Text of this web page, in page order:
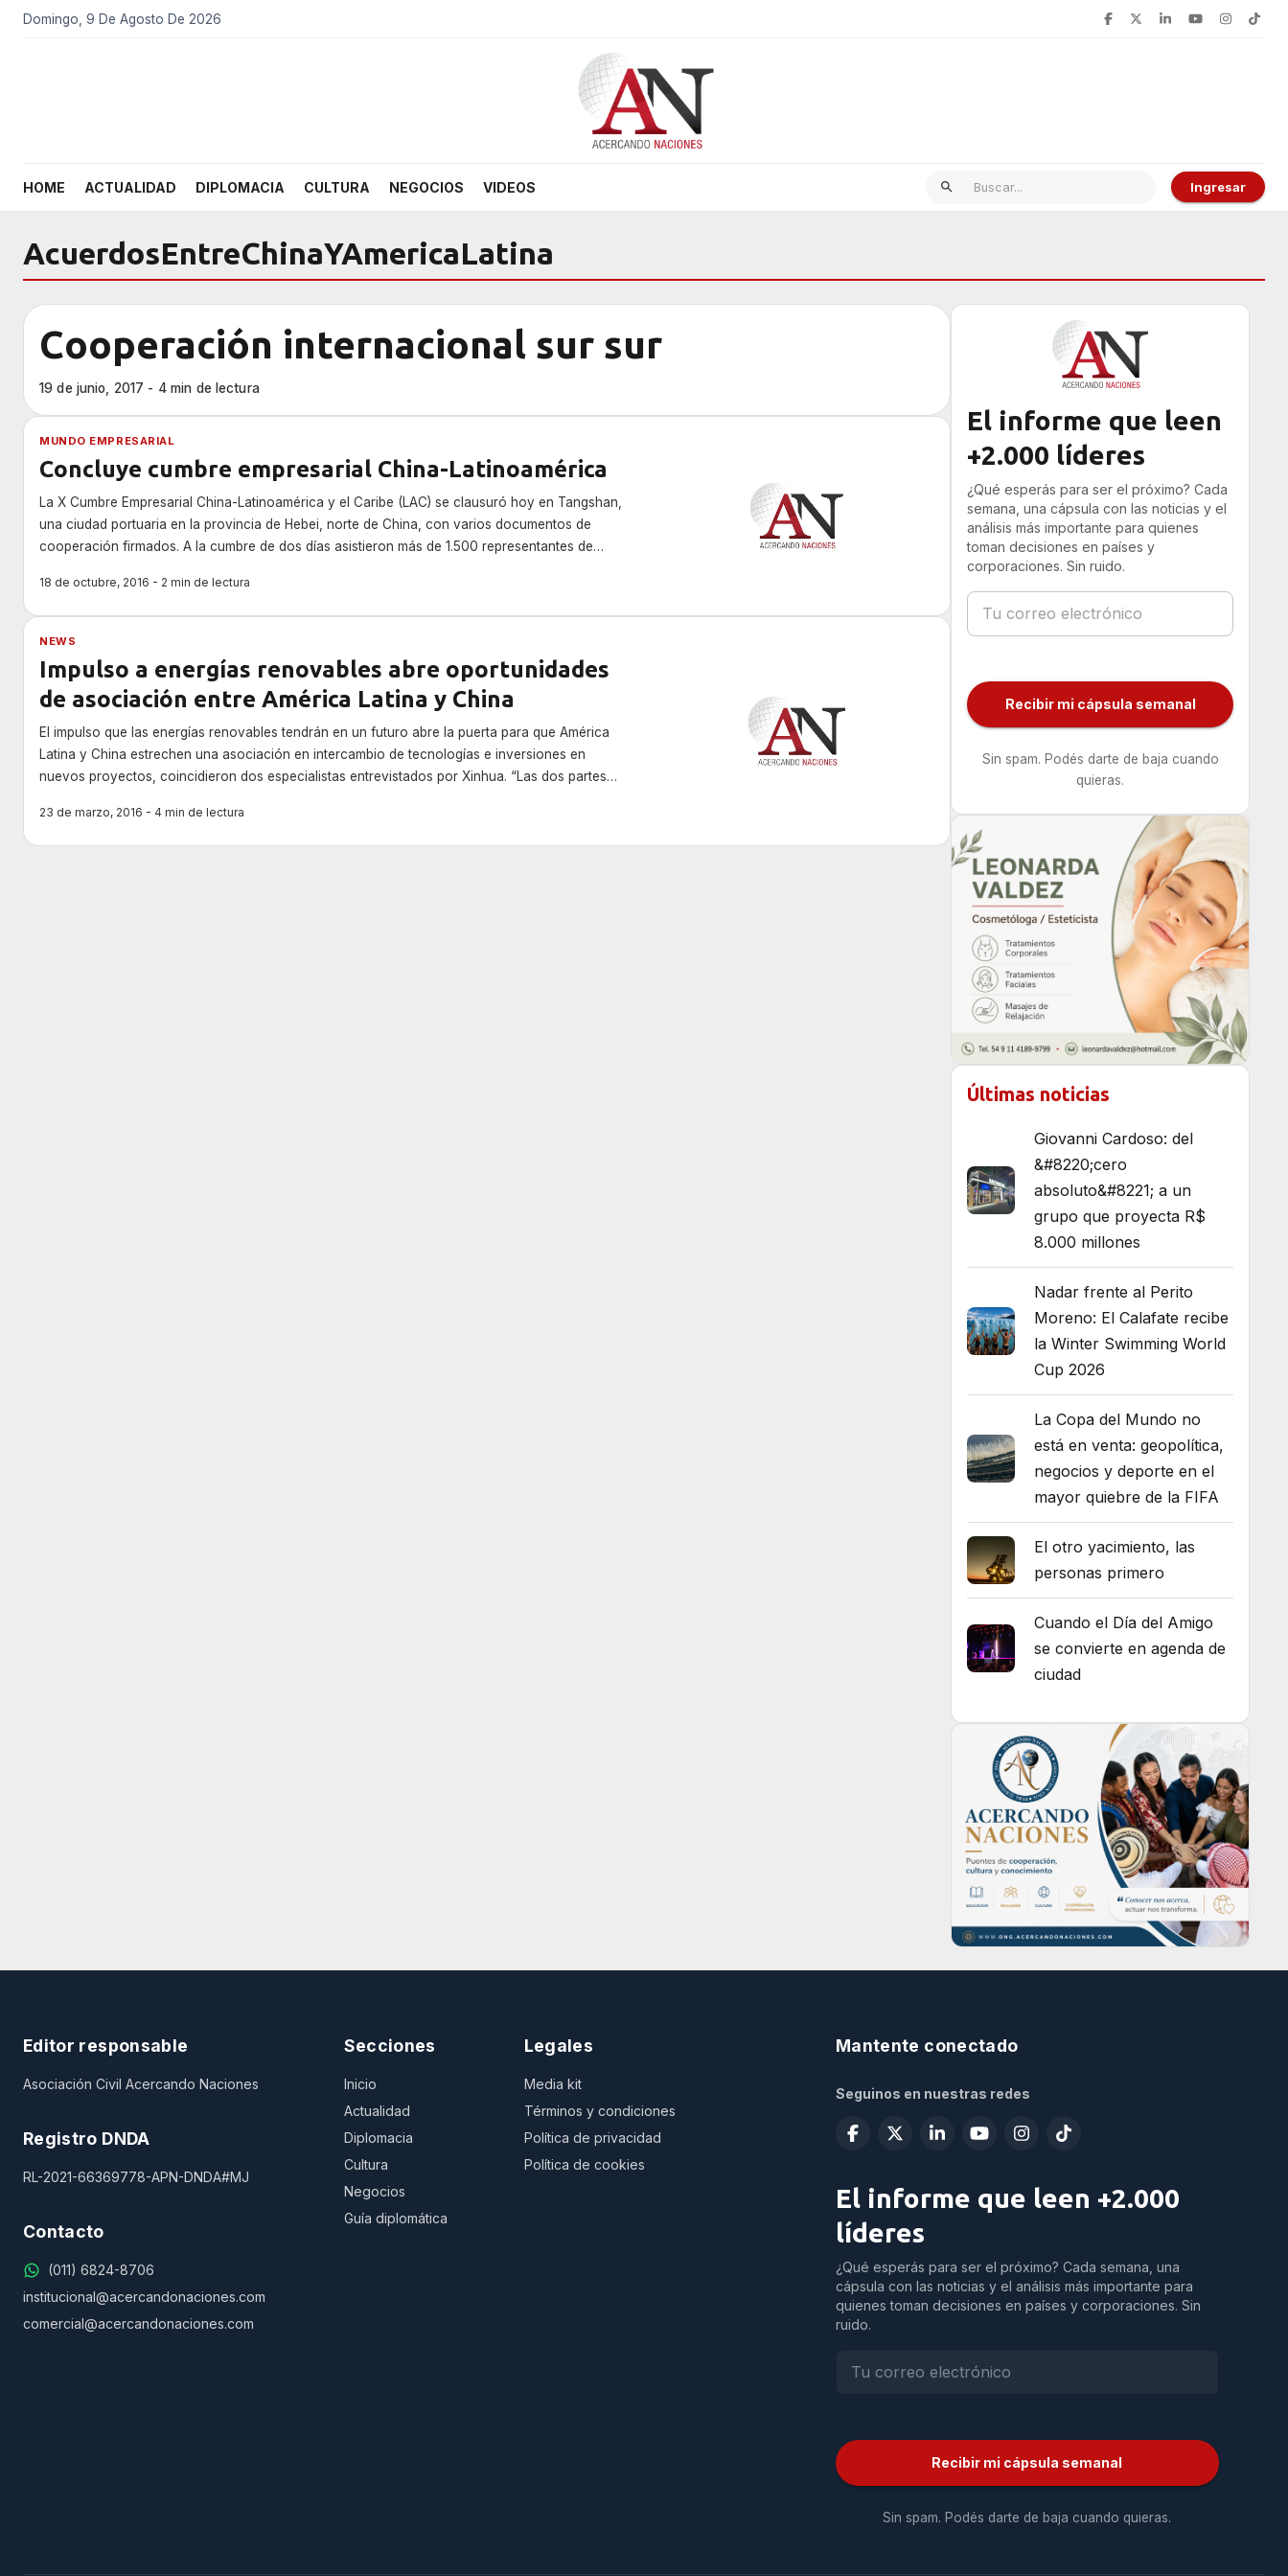
Domingo, 9 De Agosto De 2026
HOME ACTUALIDAD DIPLOMACIA CULTURA NEGOCIOS VIDEOS Ingresar
AcuerdosEntreChinaYAmericaLatina
Cooperación internacional sur sur
19 de junio, 2017 - 4 min de lectura
MUNDO EMPRESARIAL
Concluye cumbre empresarial China-Latinoamérica
La X Cumbre Empresarial China-Latinoamérica y el Caribe (LAC) se clausuró hoy en Tangshan,
una ciudad portuaria en la provincia de Hebei, norte de China, con varios documentos de
cooperación firmados. A la cumbre de dos días asistieron más de 1.500 representantes de
comercio y cámaras […]
18 de octubre, 2016 - 2 min de lectura
NEWS
Impulso a energías renovables abre oportunidades
de asociación entre América Latina y China
El impulso que las energías renovables tendrán en un futuro abre la puerta para que América
Latina y China estrechen una asociación en intercambio de tecnologías e inversiones en
nuevos proyectos, coincidieron dos especialistas entrevistados por Xinhua. “Las dos partes
compromisos […]
23 de marzo, 2016 - 4 min de lectura
El informe que leen
+2.000 líderes
¿Qué esperás para ser el próximo? Cada
semana, una cápsula con las noticias y el
análisis más importante para quienes
toman decisiones en países y
corporaciones. Sin ruido.
Recibir mi cápsula semanal
Sin spam. Podés darte de baja cuando
quieras.
Últimas noticias
Giovanni Cardoso: del
&#8220;cero
absoluto&#8221; a un
grupo que proyecta R$
8.000 millones
Nadar frente al Perito
Moreno: El Calafate recibe
la Winter Swimming World
Cup 2026
La Copa del Mundo no
está en venta: geopolítica,
negocios y deporte en el
mayor quiebre de la FIFA
El otro yacimiento, las
personas primero
Cuando el Día del Amigo
se convierte en agenda de
ciudad
Editor responsable
Asociación Civil Acercando Naciones
Registro DNDA
RL-2021-66369778-APN-DNDA#MJ
Contacto
(011) 6824-8706
institucional@acercandonaciones.com
comercial@acercandonaciones.com
Secciones
Inicio
Actualidad
Diplomacia
Cultura
Negocios
Guía diplomática
Legales
Media kit
Términos y condiciones
Política de privacidad
Política de cookies
Mantente conectado
Seguinos en nuestras redes
El informe que leen +2.000
líderes
¿Qué esperás para ser el próximo? Cada semana, una
cápsula con las noticias y el análisis más importante para
quienes toman decisiones en países y corporaciones. Sin
ruido.
Recibir mi cápsula semanal
Sin spam. Podés darte de baja cuando quieras.